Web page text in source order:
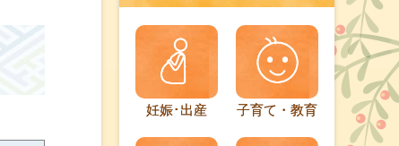
妊娠･出産 子育て・教育